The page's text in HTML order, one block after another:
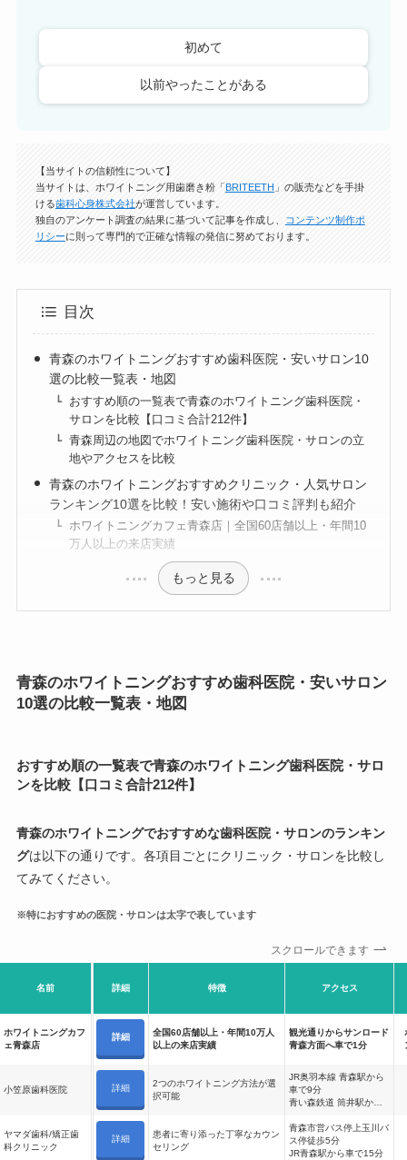
初めて
以前やったことがある
【当サイトの信頼性について】
当サイトは、ホワイトニング用歯磨き粉「BRITEETH 」の販売などを手掛
ける歯科心身株式会社が運営しています。
独自のアンケート調査の結果に基づいて記事を作成し、 コンテンツ制作ポ
リシーに則って専門的で正確な情報の発信に努めております。
目次
青森のホワイトニングおすすめ歯科医院・安いサロン10
選の比較一覧表・地図
おすすめ順の一覧表で青森のホワイトニング歯科医院・
サロンを比較【口コミ合計212件】
青森周辺の地図でホワイトニング歯科医院・サロンの立
地やアクセスを比較
青森のホワイトニングおすすめクリニック・人気サロン
ランキング10選を比較！安い施術や口コミ評判も紹介
ホワイトニングカフェ青森店｜全国60店舗以上・年間10
万人以上の来店実績
もっと見る
青森のホワイトニングおすすめ歯科医院・安いサロン
10選の比較一覧表・地図
おすすめ順の一覧表で青森のホワイトニング歯科医院・サロ
ンを比較【口コミ合計212件】
青森のホワイトニングでおすすめな歯科医院・サロンのランキン
グは以下の通りです。各項目ごとにクリニック・サロンを比較し
てみてください。
※特におすすめの医院・サロンは太字で表しています
スクロールできます
名前 詳細 特徴 アクセス
ホワイトニングカフ
ェ青森店
詳細
全国60店舗以上・年間10万人
以上の来店実績
観光通りからサンロード
青森方面へ車で1分
小笠原歯科医院 詳細
2つのホワイトニング方法が選
択可能
JR奥羽本線 青森駅から
車で9分
青い森鉄道 筒井駅から
ヤマダ歯科/矯正歯
科クリニック
詳細
患者に寄り添った丁寧なカウン
セリング
青森市営バス停上玉川バ
ス停徒歩5分
JR青森駅から車で15分